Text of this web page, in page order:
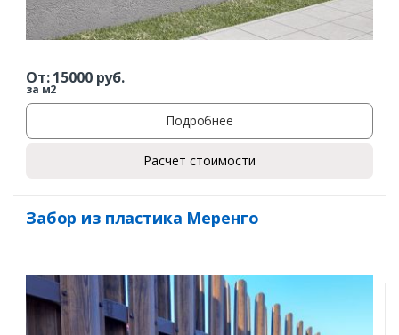
От:15000руб.
за м2
Подробнее
Расчет стоимости
Забор из пластика Меренго